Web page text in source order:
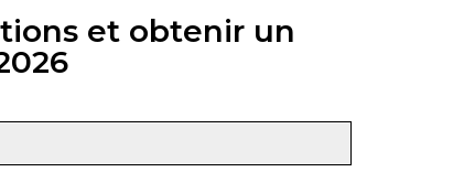
et obtenir un